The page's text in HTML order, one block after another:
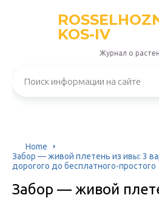
KOS-IV
Журнал о
Home
Забор — живой плетень из ивы: 3
дорогого до бесплатного-простого
Забор — живой